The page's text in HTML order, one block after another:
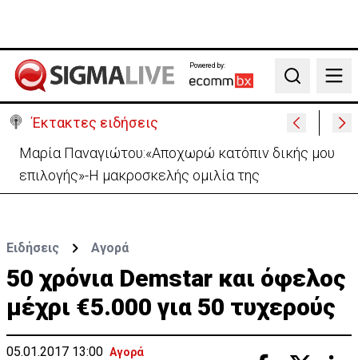
Powered by:
Search
Έκτακτες ειδήσεις
Ανοίγει από αύριο η οδική πρόσβαση στις Αφίξεις
του Αεροδρομίου Λάρνακας
Ειδήσεις Αγορά
50 χρόνια Demstar και όφελος
μέχρι €5.000 για 50 τυχερούς
05.01.2017 13:00 Αγορά